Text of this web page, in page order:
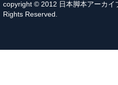
copyright © 2012 日本脚本アーカイ
Rights Reserved.